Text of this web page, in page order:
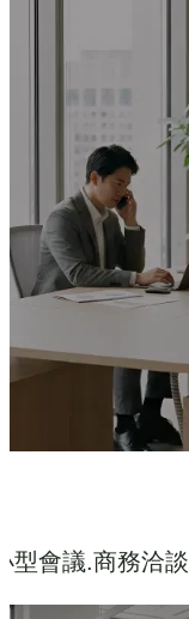
型會議.商務洽談